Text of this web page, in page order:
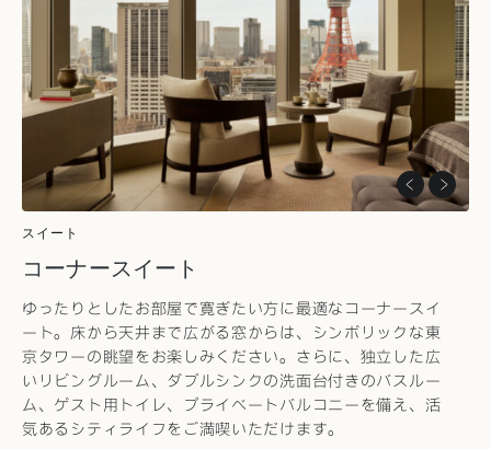
スイート
コーナースイート
ゆったりとしたお部屋で寛ぎたい方に最適なコーナースイ
ート。床から天井まで広がる窓からは、シンボリックな東
京タワーの眺望をお楽しみください。さらに、独立した広
いリビングルーム、ダブルシンクの洗面台付きのバスルー
ム、ゲスト用トイレ、プライベートバルコニーを備え、活
気あるシティライフをご満喫いただけます。